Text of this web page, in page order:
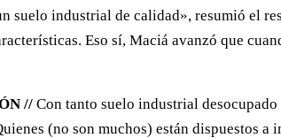
industrial de calidad», resumió el
Eso sí, Maciá avanzó que
// Con tanto suelo industrial
(no son muchos) están dispuestos